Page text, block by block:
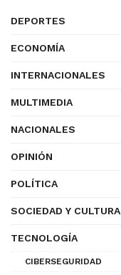
DEPORTES
ECONOMÍA
INTERNACIONALES
MULTIMEDIA
NACIONALES
OPINIÓN
POLÍTICA
SOCIEDAD Y CULTURA
TECNOLOGÍA
CIBERSEGURIDAD